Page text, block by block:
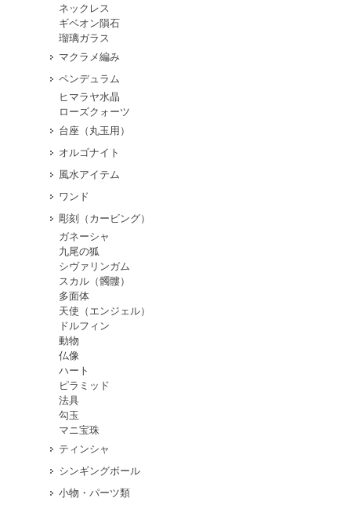
ネックレス
ギベオン隕石
瑠璃ガラス
マクラメ編み
ペンデュラム
ヒマラヤ水晶
ローズクォーツ
台座（丸玉用）
オルゴナイト
風水アイテム
ワンド
彫刻（カービング）
ガネーシャ
九尾の狐
シヴァリンガム
スカル（髑髏）
多面体
天使（エンジェル）
ドルフィン
動物
仏像
ハート
ピラミッド
法具
勾玉
マニ宝珠
ティンシャ
シンギングボール
小物・パーツ類